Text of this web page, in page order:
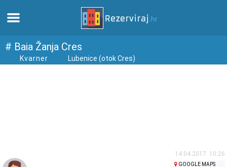
Casa
webcams
# Baia Žanja Cres
Kvarner Lubenice (otok Cres)
14.04.2017. 10:26
GOOGLE MAPS